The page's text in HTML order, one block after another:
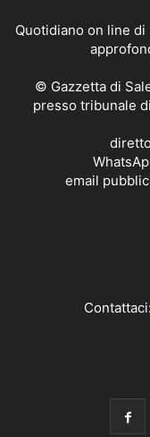
Quotidiano on line
© Gazzetta di
presso tribunale
email
Contattaci: